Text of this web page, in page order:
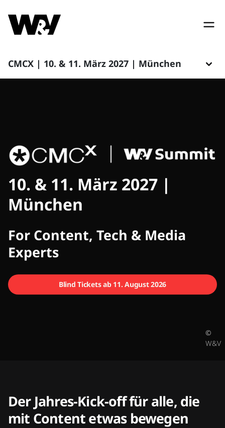
CMCX | 10. & 11. März 2027 | München
CMCX
10. & 11. März 2027 |
München
For Content, Tech & Media
Experts
Blind Tickets ab 11. August 2026
©
W&V
Der Jahres-Kick-off für alle, die
mit Content etwas bewegen